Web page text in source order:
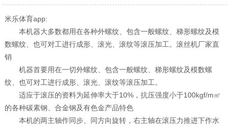
米乐体育app:
本机器大多数都用在各种外螺纹、包含一般螺纹、梯形螺纹及模
数螺纹、也可对工进行成形、滚光、滚纹等滚压加工。滚丝机厂家直
销
机器首要用在一切外螺纹、包含一般螺纹、梯形螺纹及模数螺
纹、也可对工进行成形、滚光、滚纹等滚压加工。
适应于滚压的资料为延伸率大于10%，抗压强度小于100kgf/m㎡
的各种碳素钢、合金钢及有色金产品特色
本机的两主轴作同步、同方向旋转，右主轴在滚压力推进下作水